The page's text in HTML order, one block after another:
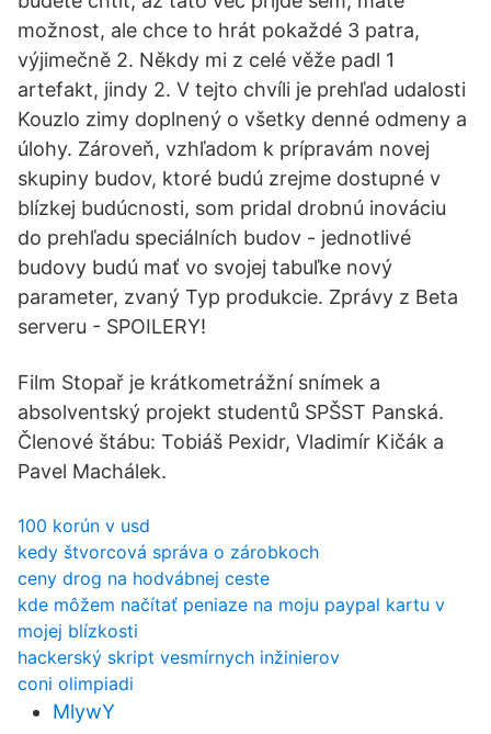
možnost, ale chce to hrát pokaždé 3 patra,
výjimečně 2. Někdy mi z celé věže padl 1
artefakt, jindy 2. V tejto chvíli je prehľad udalosti
Kouzlo zimy doplnený o všetky denné odmeny a
úlohy. Zároveň, vzhľadom k prípravám novej
skupiny budov, ktoré budú zrejme dostupné v
blízkej budúcnosti, som pridal drobnú inováciu
do prehľadu speciálních budov - jednotlivé
budovy budú mať vo svojej tabuľke nový
parameter, zvaný Typ produkcie. Zprávy z Beta
serveru - SPOILERY!
Film Stopař je krátkometrážní snímek a
absolventský projekt studentů SPŠST Panská.
Členové štábu: Tobiáš Pexidr, Vladimír Kičák a
Pavel Machálek.
100 korún v usd
kedy štvorcová správa o zárobkoch
ceny drog na hodvábnej ceste
kde môžem načítať peniaze na moju paypal kartu v
mojej blízkosti
hackerský skript vesmírnych inžinierov
coni olimpiadi
MlywY